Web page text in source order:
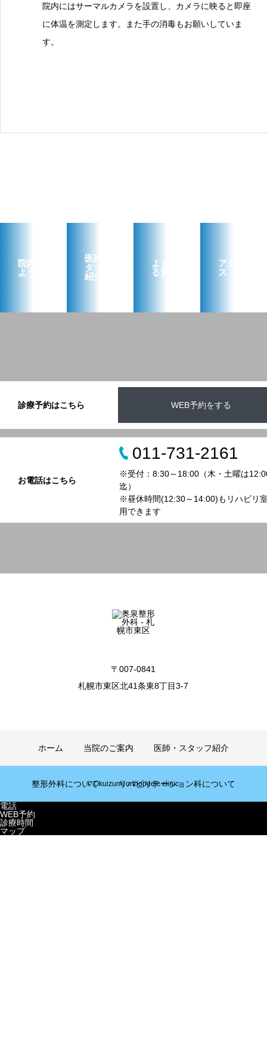
院内にはサーマルカメラを設置し、カメラに映ると即座
に体温を測定します。また手の消毒もお願いしていま
す。
院内の
ようす
医師‧ス
タッフ
紹介
よくあ
る質問
アクセ
ス
診療予約はこちら WEB予約をする
お電話はこちら
011-731-2161
※受付：8:30～18:00（木・土曜は
迄）
※昼休時間(12:30～14:00)もリハビリ
用できます
〒007-0841
札幌市東区北41条東8丁目3-7
ホーム 当院のご案内 医師・スタッフ紹介
整形外科について リハビリテーション科について
© Okuizumi orthopedic clinic.
電話
WEB予約
診療時間
マップ